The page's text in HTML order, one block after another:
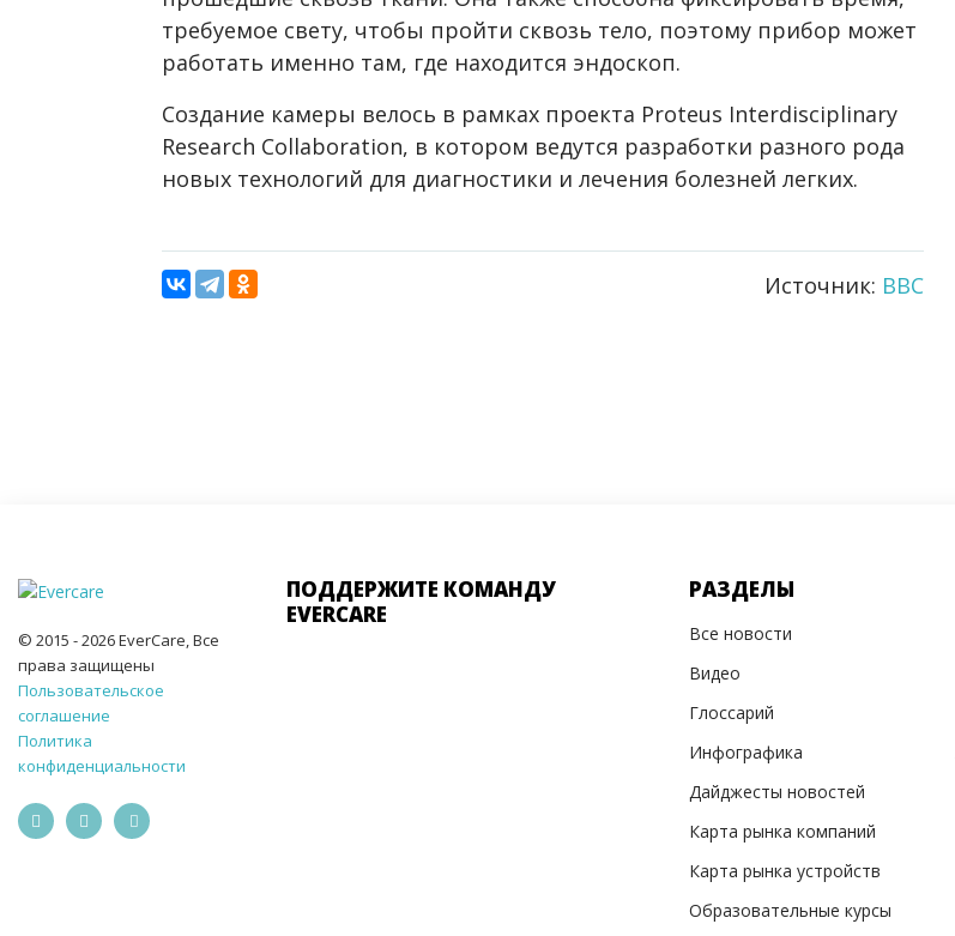
требуемое свету, чтобы пройти сквозь тело, поэтому прибор может
работать именно там, где находится эндоскоп.
Создание камеры велось в рамках проекта Proteus Interdisciplinary
Research Collaboration, в котором ведутся разработки разного рода
новых технологий для диагностики и лечения болезней легких.
Источник: BBC
© 2015 - 2026 EverCare, Все
права защищены
Пользовательское
соглашение
Политика
конфиденциальности
ПОДДЕРЖИТЕ КОМАНДУ
EVERCARE
РАЗДЕЛЫ
Все новости
Видео
Глоссарий
Инфографика
Дайджесты новостей
Карта рынка компаний
Карта рынка устройств
Образовательные курсы